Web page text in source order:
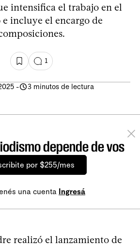
intensifica el trabajo en el
incluye el encargo de
1
- 3 minutos de lectura
depende de vos
por $255/mes
una cuenta Ingresá
realizó el lanzamiento de